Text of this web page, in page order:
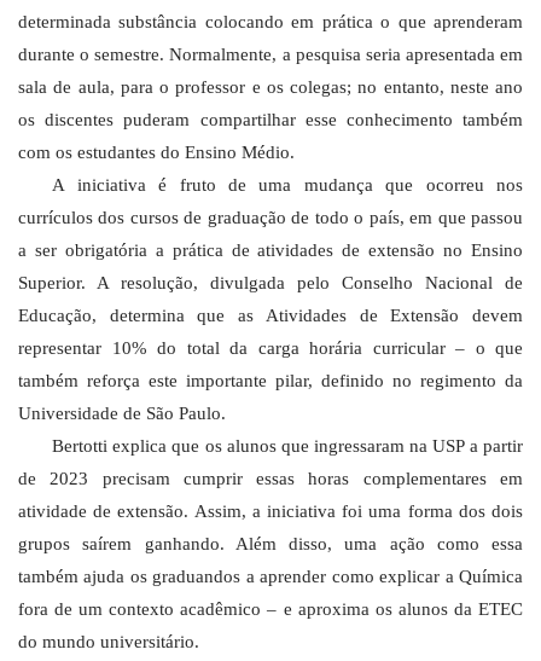
determinada substância colocando em prática o que aprenderam
durante o semestre. Normalmente, a pesquisa seria apresentada em
sala de aula, para o professor e os colegas; no entanto, neste ano
os discentes puderam compartilhar esse conhecimento também
com os estudantes do Ensino Médio.
A iniciativa é fruto de uma mudança que ocorreu nos
currículos dos cursos de graduação de todo o país, em que passou
a ser obrigatória a prática de atividades de extensão no Ensino
Superior. A resolução, divulgada pelo Conselho Nacional de
Educação, determina que as Atividades de Extensão devem
representar 10% do total da carga horária curricular – o que
também reforça este importante pilar, definido no regimento da
Universidade de São Paulo.
Bertotti explica que os alunos que ingressaram na USP a partir
de 2023 precisam cumprir essas horas complementares em
atividade de extensão. Assim, a iniciativa foi uma forma dos dois
grupos saírem ganhando. Além disso, uma ação como essa
também ajuda os graduandos a aprender como explicar a Química
fora de um contexto acadêmico – e aproxima os alunos da ETEC
do mundo universitário.